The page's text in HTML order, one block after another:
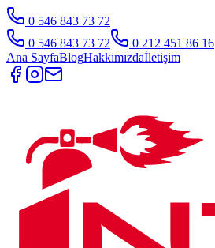
0 546 843 73 72
0 546 843 73 72
0 212 451 86 16
Ana SayfaBlogHakkımızdaİletişim